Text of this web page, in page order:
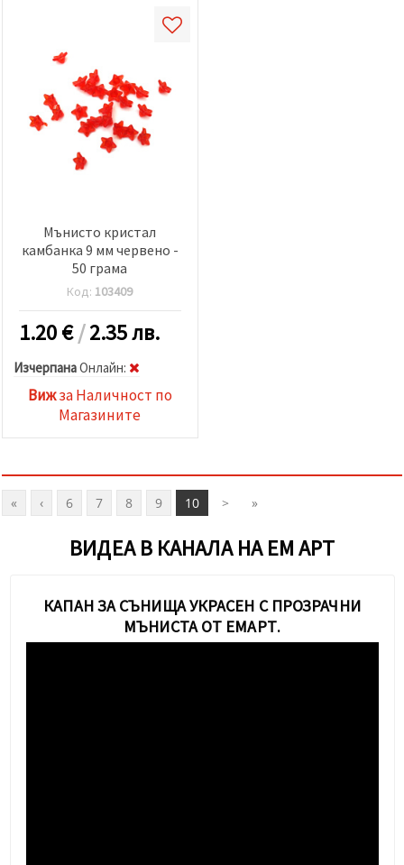
Мънисто кристал
камбанка 9 мм червено -
50 грама
Код: 103409
1.20€/2.35 лв.
ИзчерпанаOнлайн:
Вижза Наличност по
Магазините
« ‹ 6 7 8 9 10 > »
ВИДЕА В КАНАЛА НА ЕМ АРТ
КАПАН ЗА СЪНИЩА УКРАСЕН С ПРОЗРАЧНИ
МЪНИСТА ОТ ЕМАРТ.